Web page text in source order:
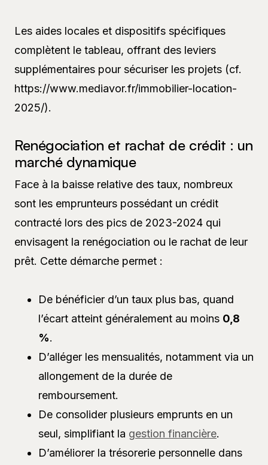
Les aides locales et dispositifs spécifiques
complètent le tableau, offrant des leviers
supplémentaires pour sécuriser les projets (cf.
https://www.mediavor.fr/immobilier-location-
2025/).
Renégociation et rachat de crédit : un
marché dynamique
Face à la baisse relative des taux, nombreux
sont les emprunteurs possédant un crédit
contracté lors des pics de 2023-2024 qui
envisagent la renégociation ou le rachat de leur
prêt. Cette démarche permet :
De bénéficier d’un taux plus bas, quand
l’écart atteint généralement au moins 0,8
%.
D’alléger les mensualités, notamment via un
allongement de la durée de
remboursement.
De consolider plusieurs emprunts en un
seul, simplifiant la gestion financière.
D’améliorer la trésorerie personnelle dans